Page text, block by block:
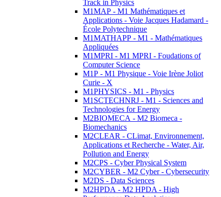
Track in Physics
M1MAP - M1 Mathématiques et
Applications - Voie Jacques Hadamard -
École Polytechnique
M1MATHAPP - M1 - Mathématiques
Appliquées
M1MPRI - M1 MPRI - Foudations of
Computer Science
M1P - M1 Physique - Voie Irène Joliot
Curie - X
M1PHYSICS - M1 - Physics
M1SCTECHNRJ - M1 - Sciences and
Technologies for Energy
M2BIOMECA - M2 Biomeca -
Biomechanics
M2CLEAR - CLimat, Environnement,
Applications et Recherche - Water, Air,
Pollution and Energy
M2CPS - Cyber Physical System
M2CYBER - M2 Cyber - Cybersecurity
M2DS - Data Sciences
M2HPDA - M2 HPDA - High